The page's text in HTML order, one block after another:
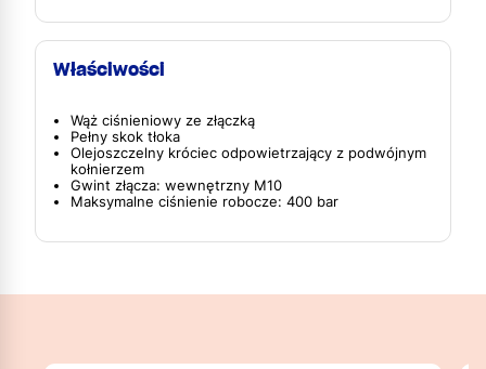
Właściwości
Wąż ciśnieniowy ze złączką
Pełny skok tłoka
Olejoszczelny króciec odpowietrzający z podwójnym
kołnierzem
Gwint złącza: wewnętrzny M10
Maksymalne ciśnienie robocze: 400 bar